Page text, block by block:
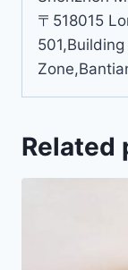
〒518015
Related